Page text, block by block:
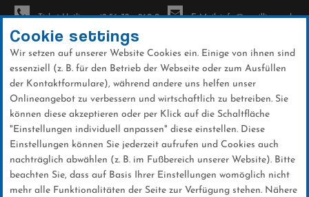
Direkt
zum
Inhalt
Ticket-Hotline: +49 56 32 - 960-0 E-Mail: info@sc-willingen.de
News
Cookie settings
Wir setzen auf unserer Website Cookies ein. Einige von ihnen sind
essenziell (z. B. für den Betrieb der Webseite oder zum Ausfüllen
der Kontaktformulare), während andere uns helfen unser
Onlineangebot zu verbessern und wirtschaftlich zu betreiben. Sie
können diese akzeptieren oder per Klick auf die Schaltfläche
"Einstellungen individuell anpassen" diese einstellen. Diese
Einstellungen können Sie jederzeit aufrufen und Cookies auch
nachträglich abwählen (z. B. im Fußbereich unserer Website). Bitte
beachten Sie, dass auf Basis Ihrer Einstellungen womöglich nicht
mehr alle Funktionalitäten der Seite zur Verfügung stehen. Nähere